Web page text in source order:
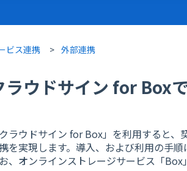
ビス連携 外部連携
ラウドサイン for Box
クラウドサイン for Box」を利用すると
を実現します。導入、および利用の手順
、オンラインストレージサービス「Box